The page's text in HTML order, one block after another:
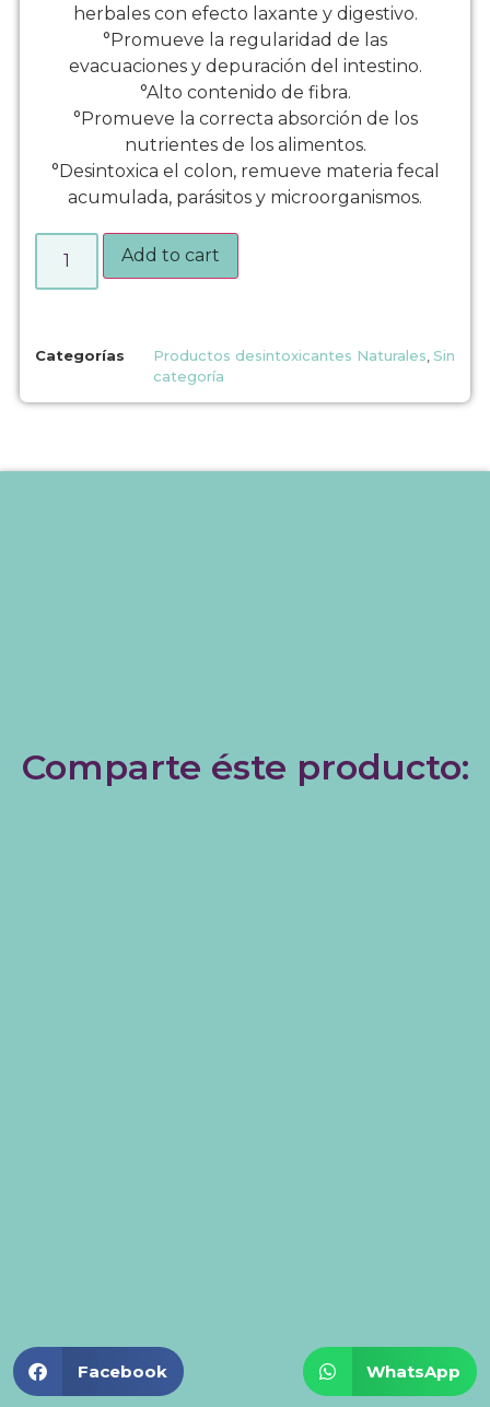
herbales con efecto laxante y digestivo.
°Promueve la regularidad de las
evacuaciones y depuración del intestino.
°Alto contenido de fibra.
°Promueve la correcta absorción de los
nutrientes de los alimentos.
°Desintoxica el colon, remueve materia fecal
acumulada, parásitos y microorganismos.
Add to cart
Categorías Productos desintoxicantes Naturales Sin
categoría
Comparte éste producto:
Facebook WhatsApp